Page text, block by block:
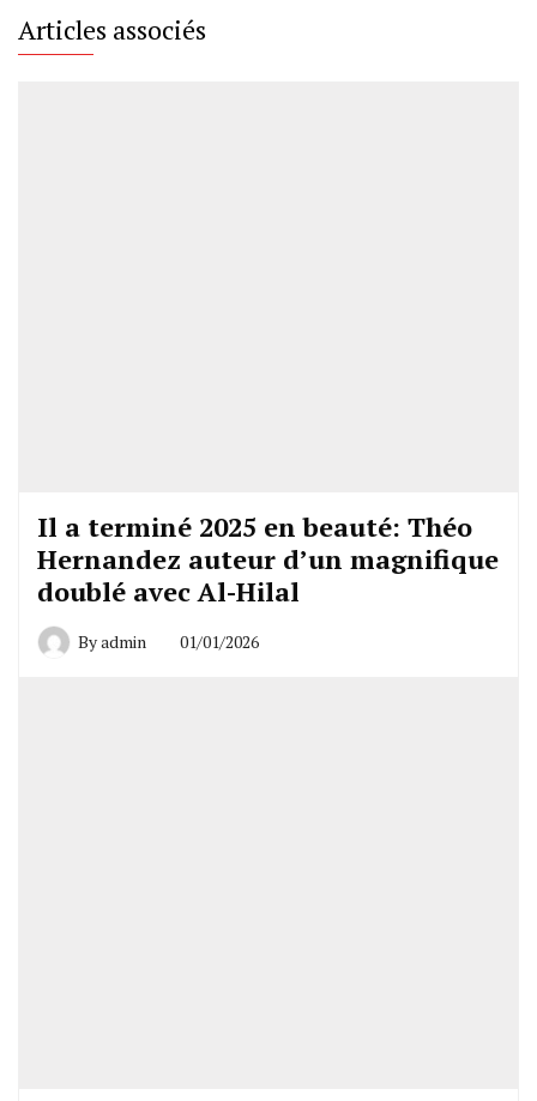
Articles associés
Il a terminé 2025 en beauté: Théo
Hernandez auteur d’un magnifique
doublé avec Al-Hilal
Byadmin 01/01/2026